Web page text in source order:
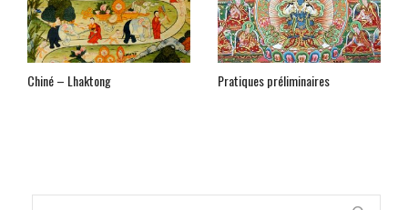
Chiné – Lhaktong Pratiques préliminaires